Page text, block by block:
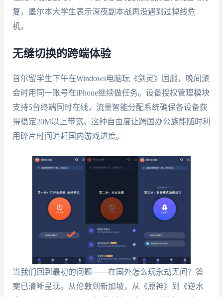
复。墨尔本大学生表示深夜副本战再没遇到过掉线危
机。
无缝切换的跨端体验
首尔留学生下午在Windows电脑玩《剑灵》国服，晚间聚
会时用同一账号在iPhone继续做任务。设备授权管理模块
支持5台终端同时在线，流量智能分配系统确保各设备获
得稳定20M以上带宽。这种自由度让跨国办公族能随时利
用碎片时间追赶国内游戏进度。
当我们回到最初的问题——在国外怎么玩永劫无间？答
案已清晰呈现。从伦敦到新加坡，从《原神》到《逆水